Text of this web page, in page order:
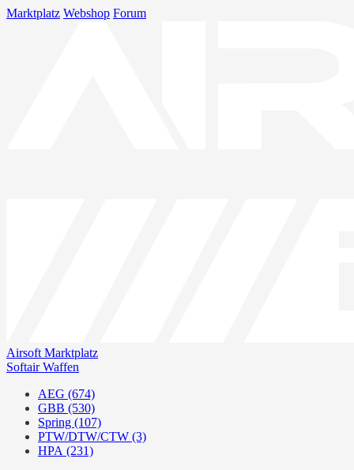
Marktplatz Webshop Forum
Airsoft Marktplatz
Softair Waffen
AEG (674)
GBB (530)
Spring (107)
PTW/DTW/CTW (3)
HPA (231)